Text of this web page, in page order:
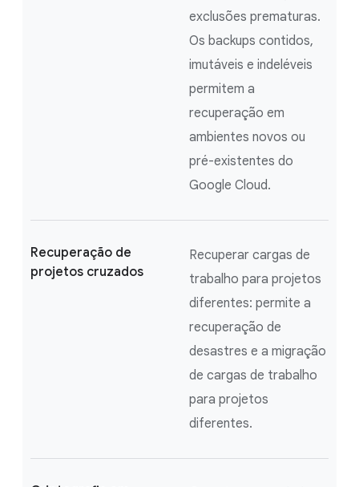
exclusões prematuras.
Os backups contidos,
imutáveis e indeléveis
permitem a
recuperação em
ambientes novos ou
pré-existentes do
Google Cloud.
Recuperação de
projetos cruzados
Recuperar cargas de
trabalho para projetos
diferentes: permite a
recuperação de
desastres e a migração
de cargas de trabalho
para projetos
diferentes.